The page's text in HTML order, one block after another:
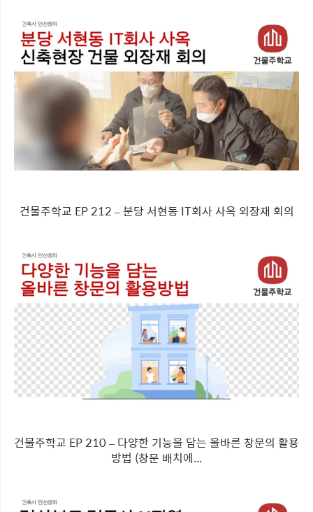
건물주학교 EP 212 – 분당 서현동 IT회사 사옥 외장재 회의
건물주학교 EP 210 – 다양한 기능을 담는 올바른 창문의 활용
방법 (창문 배치에...